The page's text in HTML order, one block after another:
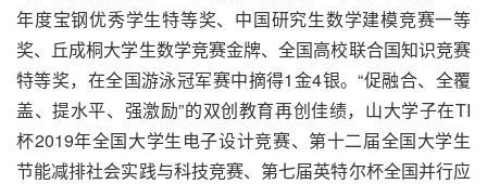
年度宝钢优秀学生特等奖、中国研究生数学建模竞赛一等
奖、丘成桐大学生数学竞赛金牌、全国高校联合国知识竞赛
特等奖，在全国游泳冠军赛中摘得1金4银。“促融合、全覆
盖、提水平、强激励”的双创教育再创佳绩，山大学子在TI
杯2019年全国大学生电子设计竞赛、第十二届全国大学生
节能减排社会实践与科技竞赛、第七届英特尔杯全国并行应